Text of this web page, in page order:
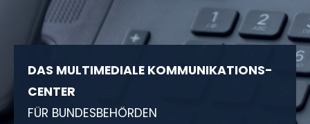
DAS MULTIMEDIALE KOMMUNIKATIONS­
CENTER
FÜR BUNDESBEHÖRDEN